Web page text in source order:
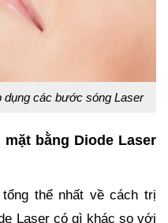
dụng các bước sóng Laser
bằng Diode Laser
thể nhất về cách trị
Laser có gì khác so với